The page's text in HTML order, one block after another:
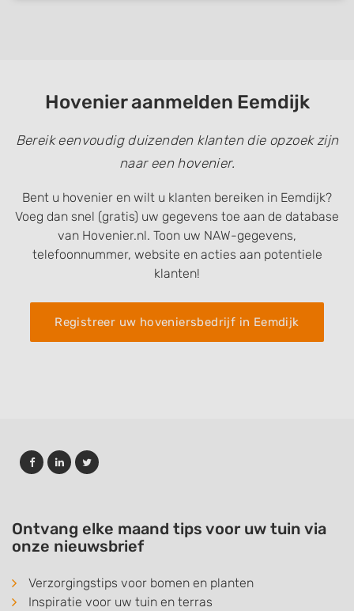
Hovenier aanmelden Eemdijk
Bereik eenvoudig duizenden klanten die opzoek zijn
naar een hovenier.
Bent u hovenier en wilt u klanten bereiken in Eemdijk?
Voeg dan snel (gratis) uw gegevens toe aan de database
van Hovenier.nl. Toon uw NAW-gegevens,
telefoonnummer, website en acties aan potentiele
klanten!
Registreer uw hoveniersbedrijf in Eemdijk
Ontvang elke maand tips voor uw tuin via
onze nieuwsbrief
Verzorgingstips voor bomen en planten
Inspiratie voor uw tuin en terras